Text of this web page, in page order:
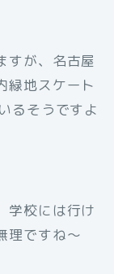
すが、名古屋
緑地スケート
るそうですよ
学校には行け
理ですね～